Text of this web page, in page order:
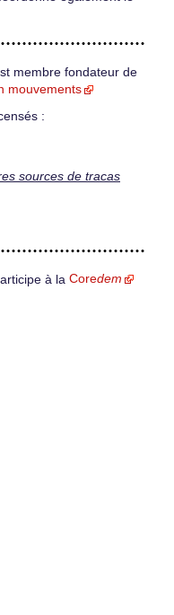
membre fondateur de
mouvements
:
sources de tracas
à la Coredem